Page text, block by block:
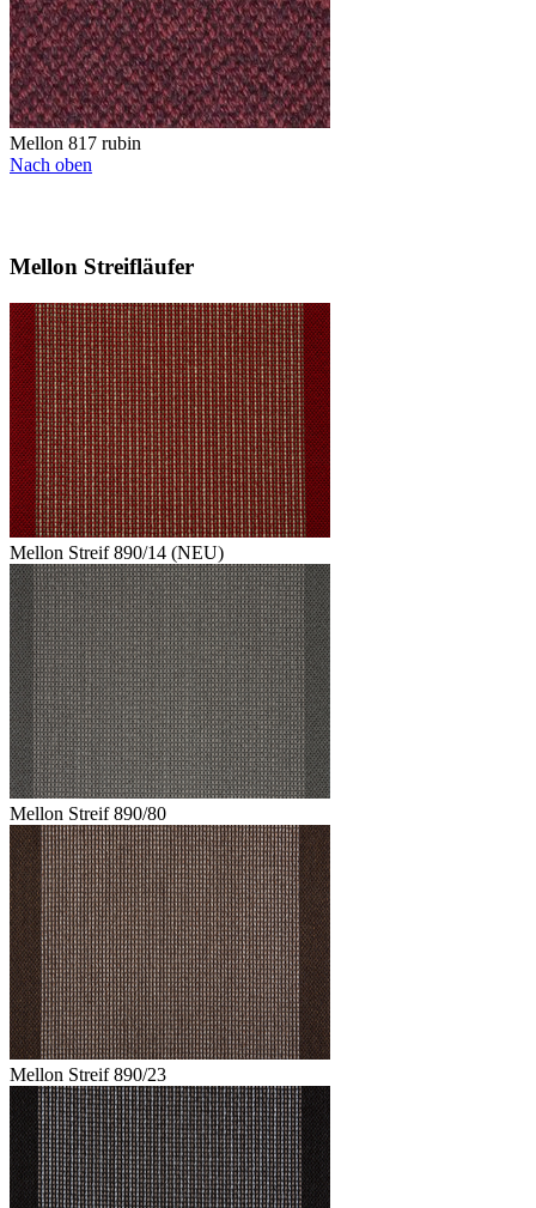
Mellon 817 rubin
Nach oben
Mellon Streifläufer
Mellon Streif 890/14 (NEU)
Mellon Streif 890/80
Mellon Streif 890/23